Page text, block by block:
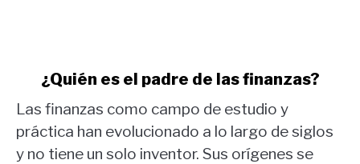
¿Quién
es
el
¿Quién es el padre de las finanzas?
Las finanzas como campo de estudio y
práctica han evolucionado a lo largo de siglos
y no tiene un solo inventor. Sus orígenes se